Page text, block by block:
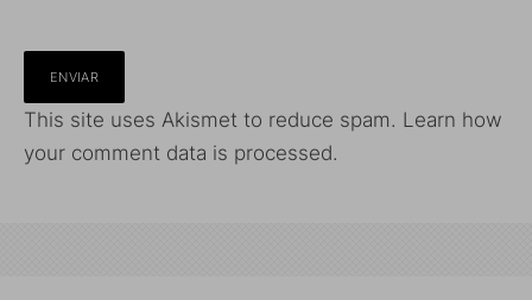
This site uses Akismet to reduce spam. Learn how
your comment data is processed.